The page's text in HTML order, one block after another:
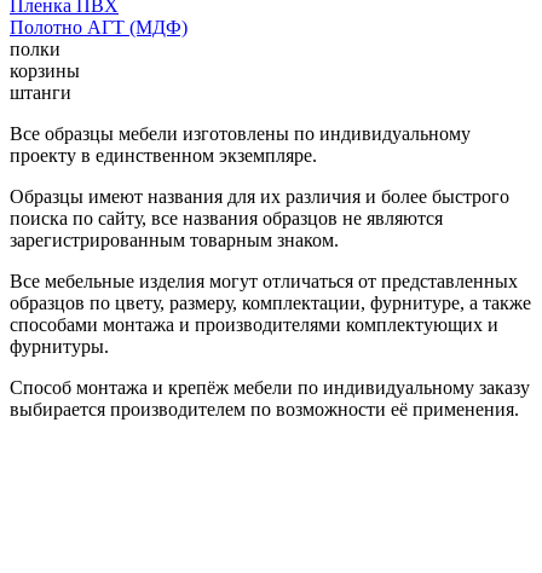
Пленка ПВХ
Полотно АГТ (МДФ)
полки
корзины
штанги
Все образцы мебели изготовлены по индивидуальному
проекту в единственном экземпляре.
Образцы имеют названия для их различия и более быстрого
поиска по сайту, все названия образцов не являются
зарегистрированным товарным знаком.
Все мебельные изделия могут отличаться от представленных
образцов по цвету, размеру, комплектации, фурнитуре, а также
способами монтажа и производителями комплектующих и
фурнитуры.
Способ монтажа и крепёж мебели по индивидуальному заказу
выбирается производителем по возможности её применения.